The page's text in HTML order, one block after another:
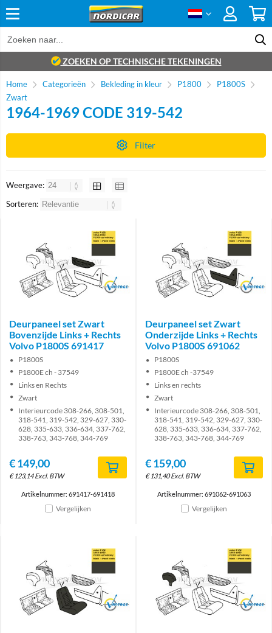
ZOEKEN OP TECHNISCHE TEKENINGEN
Home Categorieën Bekleding in kleur P1800
P1800S
Zwart
1964-1969 CODE 319-542
Filter
Weergave:
Sorteren:
Brand
Deurpaneel set Zwart
Bovenzijde Links + Rechts
Volvo P1800S 691417
P1800S
P1800E ch - 37549
Links en Rechts
Zwart
Interieurcode 308-266, 308-501,
318-541, 319-542, 329-627, 330-
628, 335-633, 336-634, 337-762,
338-763, 343-768, 344-769
€149,00
€123,14 Excl. BTW
Artikelnummer: 691417-691418
Vergelijken
Brand
Deurpaneel set Zwart
Onderzijde Links + Rechts
Volvo P1800S 691062
P1800S
P1800E ch -37549
Links en rechts
Zwart
Interieurcode 308-266, 308-501,
318-541, 319-542, 329-627, 330-
628, 335-633, 336-634, 337-762,
338-763, 343-768, 344-769
€159,00
€131,40 Excl. BTW
Artikelnummer: 691062-691063
Vergelijken
Brand Brand